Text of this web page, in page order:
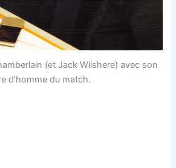
(et Jack Wilshere) avec son
d’homme du match.